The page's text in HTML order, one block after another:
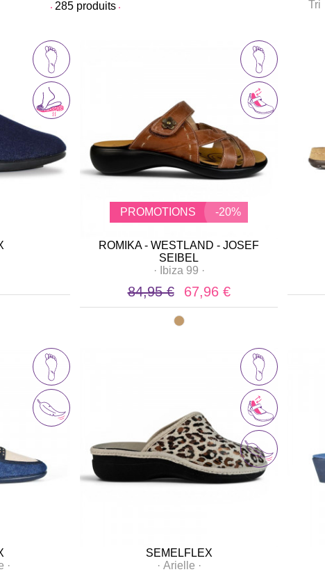
285 produits Tri
PROMOTIONS -20%
ROMIKA - WESTLAND - JOSEF
SEIBEL
·
Ibiza 99 ·
84,95 € 67,96 €
·
SEMELFLEX
· Arielle ·